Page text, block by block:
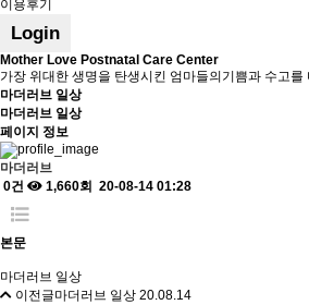
이용후기
Login
Mother Love Postnatal Care Center
가장 위대한 생명을 탄생시킨 엄마들의기쁨과 수고
마더러브 일상
마더러브 일상
페이지 정보
마더러브
0건
1,660회 20-08-14 01:28
본문
마더러브 일상
이전글마더러브 일상 20.08.14